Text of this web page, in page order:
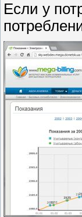
Если у